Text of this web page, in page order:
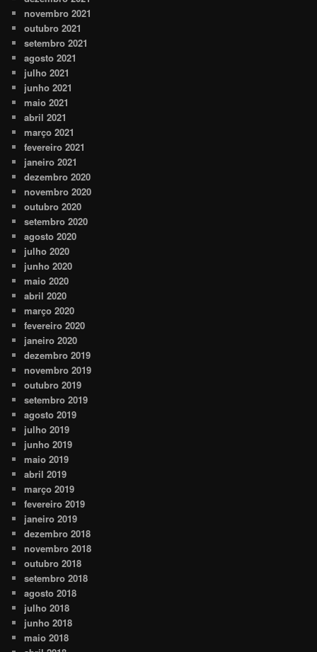
novembro 2021
outubro 2021
setembro 2021
agosto 2021
julho 2021
junho 2021
maio 2021
abril 2021
março 2021
fevereiro 2021
janeiro 2021
dezembro 2020
novembro 2020
outubro 2020
setembro 2020
agosto 2020
julho 2020
junho 2020
maio 2020
abril 2020
março 2020
fevereiro 2020
janeiro 2020
dezembro 2019
novembro 2019
outubro 2019
setembro 2019
agosto 2019
julho 2019
junho 2019
maio 2019
abril 2019
março 2019
fevereiro 2019
janeiro 2019
dezembro 2018
novembro 2018
outubro 2018
setembro 2018
agosto 2018
julho 2018
junho 2018
maio 2018